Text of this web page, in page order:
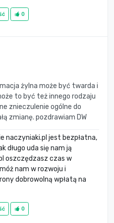
0
żylna może być twarda i
to być też innego rodzaju
znieczulenie ogólne do
zmianę. pozdrawiam DW
naczyniaki.pl jest bezpłatna,
długo uda się nam ją
oszczędzasz czas w
nam w rozwoju i
dobrowolną wpłatą na
0